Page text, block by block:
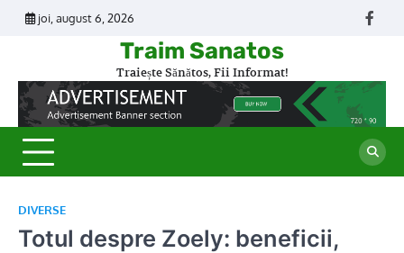
Skip
joi, august 6, 2026
Traim Sanatos
Traiește Sănătos, Fii Informat!
DIVERSE
Totul despre Zoely: beneficii,